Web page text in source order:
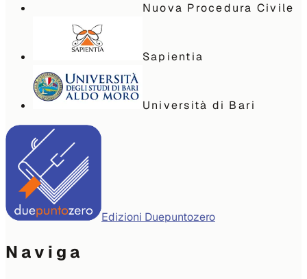
Nuova Procedura Civile
Sapientia
Università di Bari
Edizioni Duepuntozero
Naviga